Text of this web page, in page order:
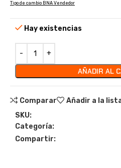
Tipo de cambio BNA Vendedor
Hay existencias
AÑADIR AL
Comparar
Añadir a la
SKU:
Categoría:
Compartir: